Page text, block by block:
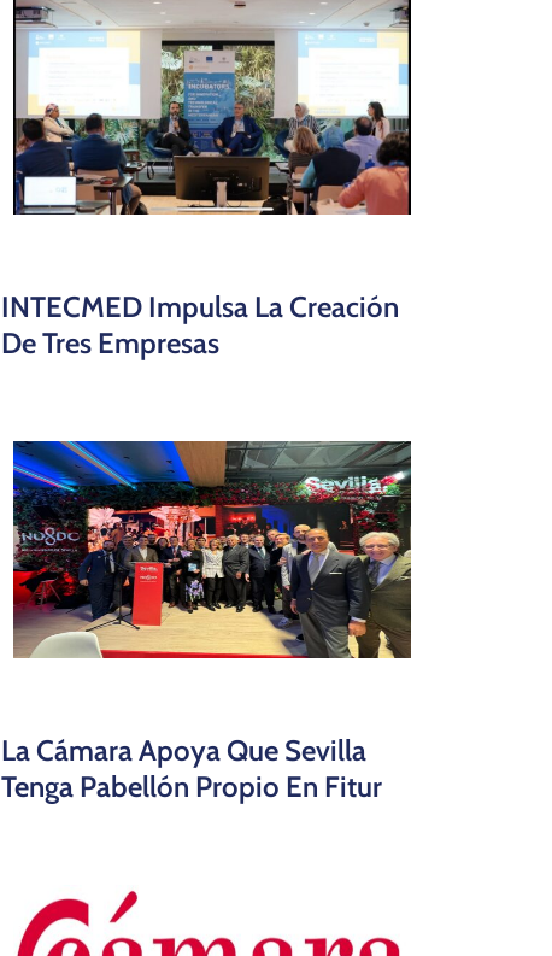
INTECMED Impulsa La Creación
De Tres Empresas
La Cámara Apoya Que Sevilla
Tenga Pabellón Propio En Fitur